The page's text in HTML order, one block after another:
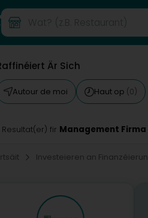
Är Sich
Autour de moi Haut op (0)
Resultat(er) fir Management
Investeieren an